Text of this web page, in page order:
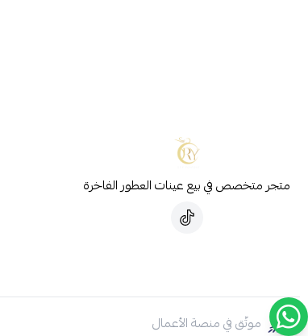
متجر متخصص في بيع عينات العطور الفاخرة
موثّق في منصة الأعمال